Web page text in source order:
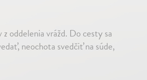
oddelenia vrážd. Do cesty sa
neochota svedčiť na súde,